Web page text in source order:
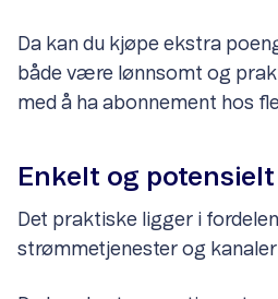
Da kan du kjøpe ekstra
både være lønnsomt og
med å ha abonnement hos
Enkelt og
Det praktiske ligger i
strømmetjenester og